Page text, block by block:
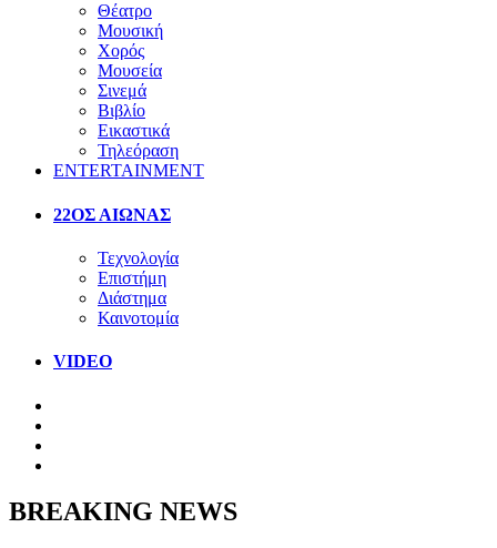
Θέατρο
Μουσική
Χορός
Μουσεία
Σινεμά
Βιβλίο
Εικαστικά
Τηλεόραση
ENTERTAINMENT
22ΟΣ ΑΙΩΝΑΣ
Τεχνολογία
Επιστήμη
Διάστημα
Καινοτομία
VIDEO
BREAKING NEWS